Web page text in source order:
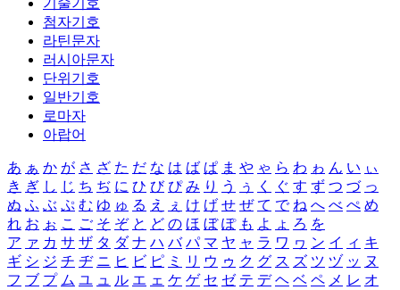
기술기호
첨자기호
라틴문자
러시아문자
단위기호
일반기호
로마자
아랍어
あ ぁ か が さ ざ た だ な は ば ぱ ま や ゃ ら わ ゎ ん い ぃ
き ぎ し じ ち ぢ に ひ び ぴ み り う ぅ く ぐ す ず つ づ っ
ぬ ふ ぶ ぷ む ゆ ゅ る え ぇ け げ せ ぜ て で ね へ べ ぺ め
れ お ぉ こ ご そ ぞ と ど の ほ ぼ ぽ も よ ょ ろ を
ア ァ カ サ ザ タ ダ ナ ハ バ パ マ ヤ ャ ラ ワ ヮ ン イ ィ キ
ギ シ ジ チ ヂ ニ ヒ ビ ピ ミ リ ウ ゥ ク グ ス ズ ツ ヅ ッ ヌ
フ ブ プ ム ユ ュ ル エ ェ ケ ゲ セ ゼ テ デ ヘ ベ ペ メ レ オ